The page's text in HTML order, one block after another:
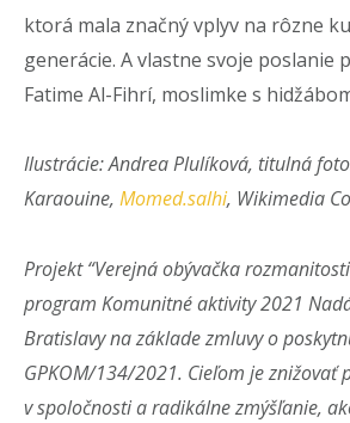
ktorá mala značný vplyv na rôzne
generácie. A vlastne svoje poslanie
Fatime Al-Fihrí, moslimke s
Ilustrácie: Andrea Plulíková, titulná
Karaouine, Momed.salhi, Wikimedia
Projekt “Verejná obývačka
program Komunitné aktivity 2021
Bratislavy na základe zmluvy o
GPKOM/134/2021. Cieľom je znižovať
v spoločnosti a radikálne zmýšľanie,